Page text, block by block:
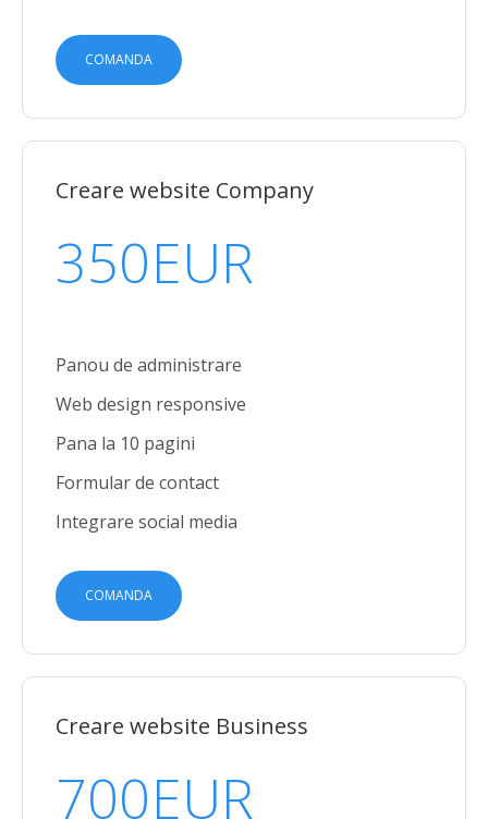
COMANDA
Creare website Company
350EUR
Panou de administrare
Web design responsive
Pana la 10 pagini
Formular de contact
Integrare social media
COMANDA
Creare website Business
700EUR